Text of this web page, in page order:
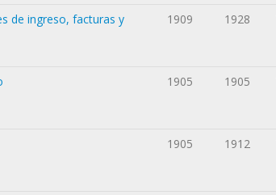
de ingreso, facturas y
1909 1928
1905 1905
1905 1912